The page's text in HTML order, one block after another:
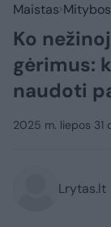
Maistas
Ko
gėrimus:
naudoti
2025 m. liepos 31
Lrytas.lt